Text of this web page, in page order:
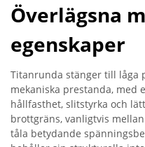
Överlägsna
egenskaper
Titanrunda stänger till låga
mekaniska prestanda, med
hållfasthet, slitstyrka och
brottgräns, vanligtvis
tåla betydande